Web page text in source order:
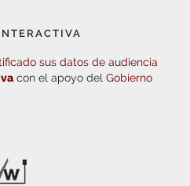
sus datos de audiencia
con el apoyo del Gobierno